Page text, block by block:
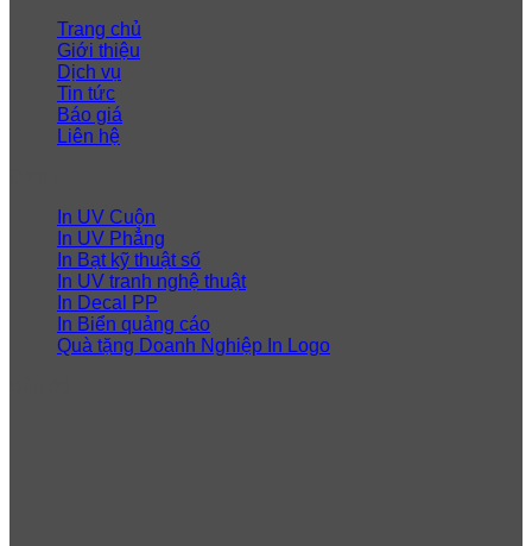
Trang chủ
Giới thiệu
Dịch vụ
Tin tức
Báo giá
Liên hệ
In UV Cuộn
In UV Phẳng
In Bạt kỹ thuật số
In UV tranh nghệ thuật
In Decal PP
In Biển quảng cáo
Quà tặng Doanh Nghiệp In Logo